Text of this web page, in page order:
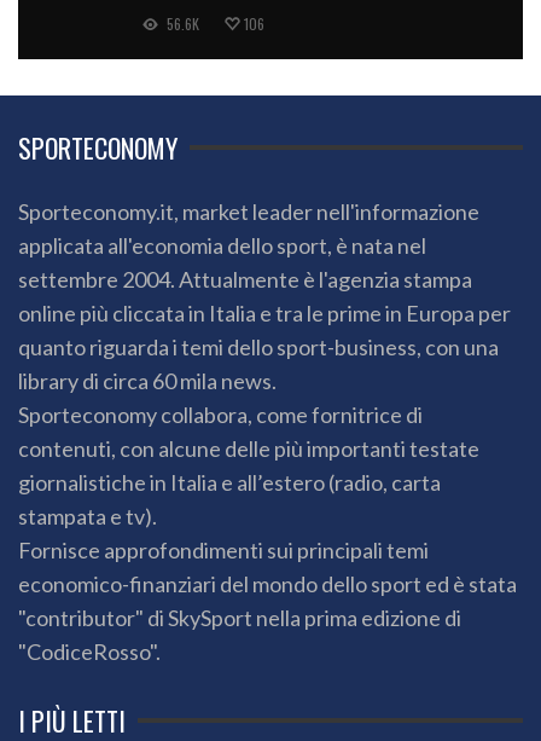
56.6K 106
SPORTECONOMY
Sporteconomy.it, market leader nell'informazione
applicata all'economia dello sport, è nata nel
settembre 2004. Attualmente è l'agenzia stampa
online più cliccata in Italia e tra le prime in Europa per
quanto riguarda i temi dello sport-business, con una
library di circa 60 mila news.
Sporteconomy collabora, come fornitrice di
contenuti, con alcune delle più importanti testate
giornalistiche in Italia e all’estero (radio, carta
stampata e tv).
Fornisce approfondimenti sui principali temi
economico-finanziari del mondo dello sport ed è stata
"contributor" di SkySport nella prima edizione di
"CodiceRosso".
I PIÙ LETTI